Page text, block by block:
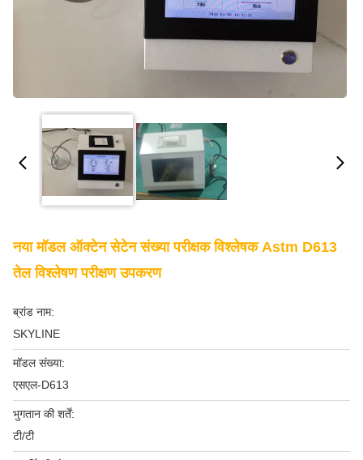
नया मॉडल ऑक्टेन सेटेन संख्या परीक्षक विश्लेषक Astm D613
तेल विश्लेषण परीक्षण उपकरण
ब्रांड नाम:
SKYLINE
मॉडल संख्या:
एसएल-D613
भुगतान की शर्तें:
टी/टी